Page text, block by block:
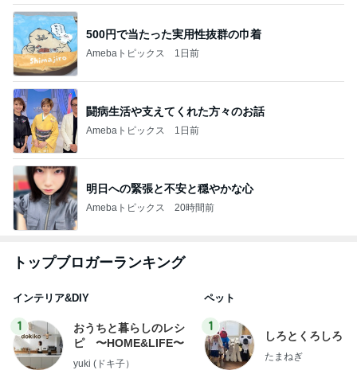
500円で当たった実用性抜群の巾着
Amebaトピックス 1日前
闘病生活や支えてくれた方々のお話
Amebaトピックス 1日前
明日への緊張と不安と穏やかな心
Amebaトピックス 20時間前
トップブロガーランキング
インテリア&DIY
1
おうちと暮らしのレシ
ピ 〜HOME&LIFE〜
yuki (ドキ子）
ペット
1
しろとくろしろ
たまねぎ